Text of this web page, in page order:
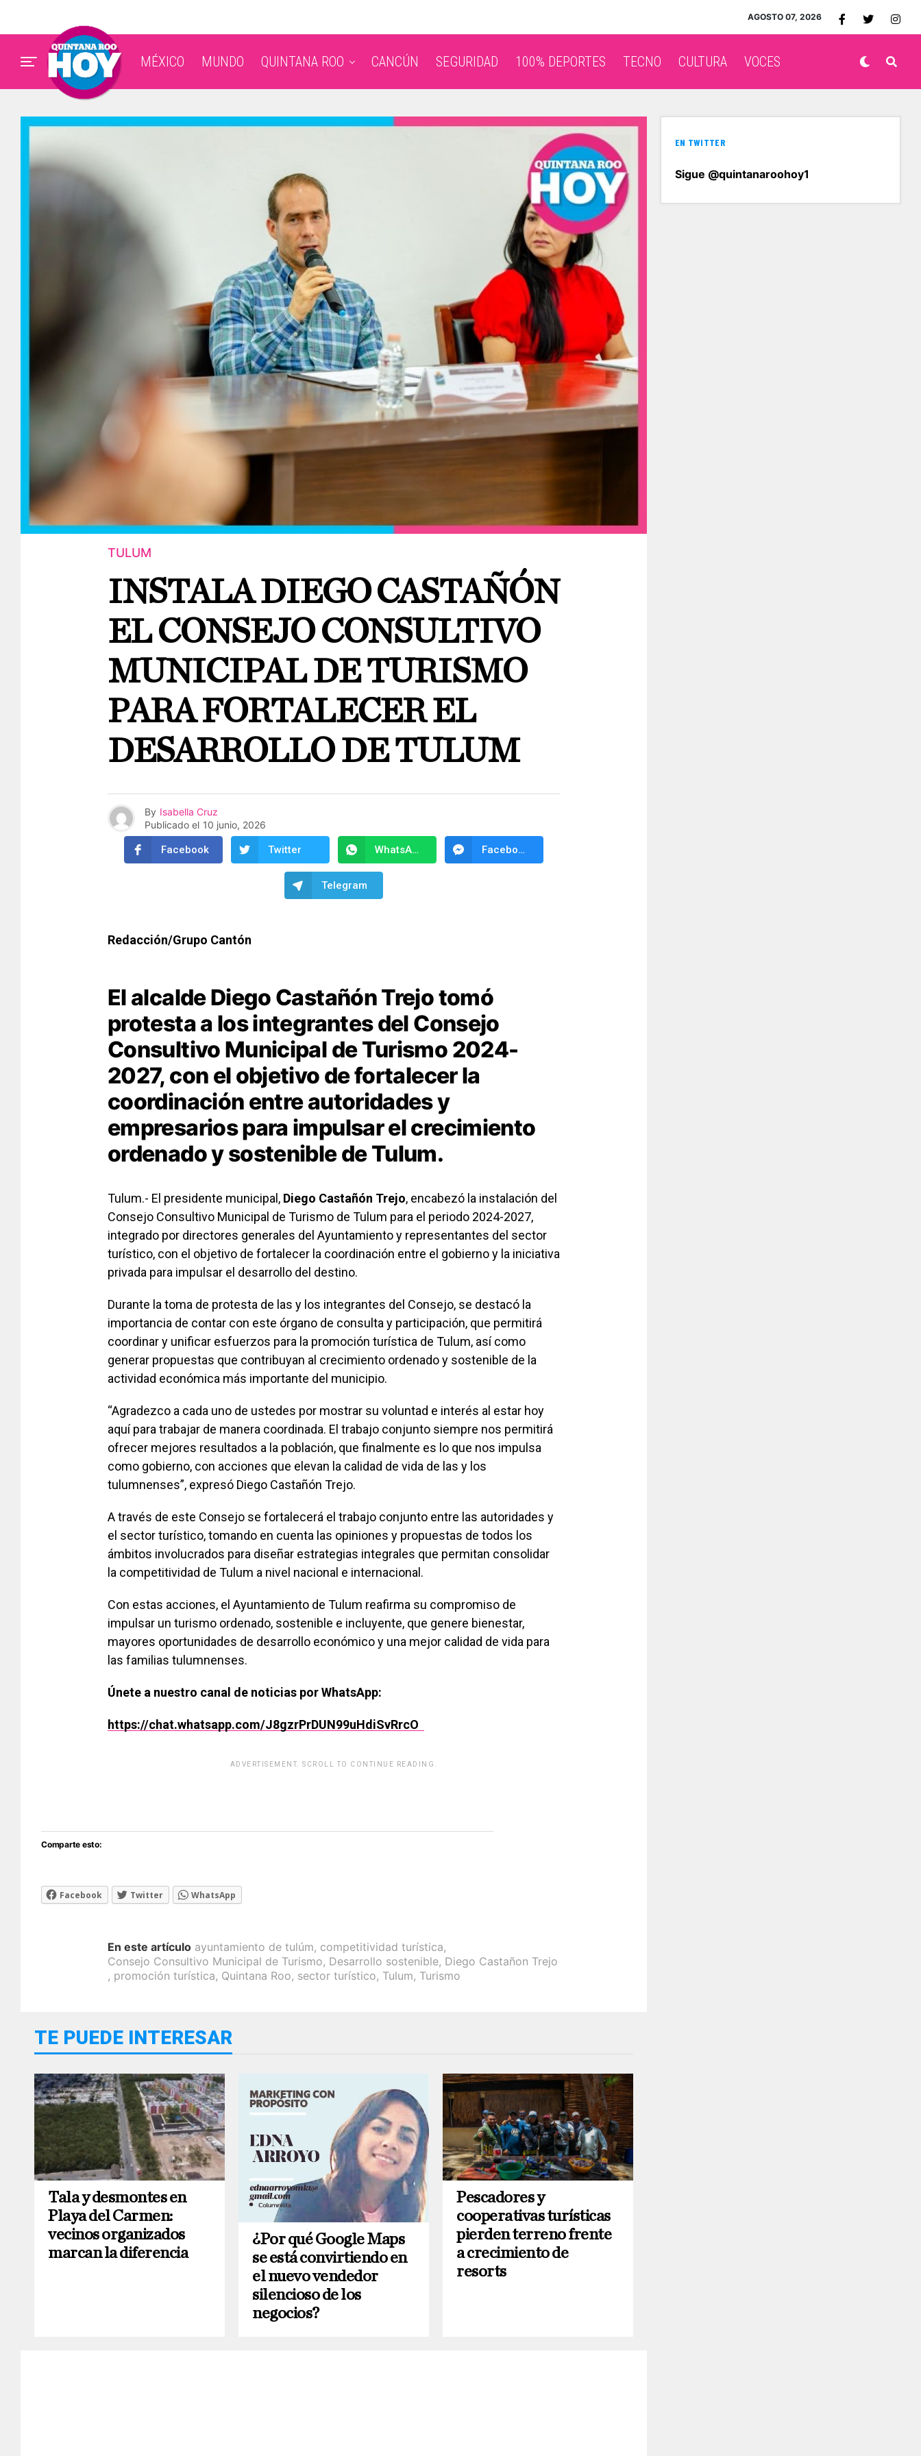
AGOSTO 07, 2026
MÉXICO MUNDO QUINTANA ROO CANCÚN SEGURIDAD 100% DEPORTES TECNO CULTURA VOCES
TULUM
INSTALA DIEGO CASTAÑÓN
EL CONSEJO CONSULTIVO
MUNICIPAL DE TURISMO
PARA FORTALECER EL
DESARROLLO DE TULUM
By Isabella Cruz
Publicado el 10 junio, 2026
Facebook Twitter WhatsApp Facebook Messenger
Telegram
Redacción/Grupo Cantón
El alcalde Diego Castañón Trejo tomó
protesta a los integrantes del Consejo
Consultivo Municipal de Turismo 2024-
2027, con el objetivo de fortalecer la
coordinación entre autoridades y
empresarios para impulsar el crecimiento
ordenado y sostenible de Tulum.
Tulum.- El presidente municipal, Diego Castañón Trejo, encabezó la instalación del
Consejo Consultivo Municipal de Turismo de Tulum para el periodo 2024-2027,
integrado por directores generales del Ayuntamiento y representantes del sector
turístico, con el objetivo de fortalecer la coordinación entre el gobierno y la iniciativa
privada para impulsar el desarrollo del destino.
Durante la toma de protesta de las y los integrantes del Consejo, se destacó la
importancia de contar con este órgano de consulta y participación, que permitirá
coordinar y unificar esfuerzos para la promoción turística de Tulum, así como
generar propuestas que contribuyan al crecimiento ordenado y sostenible de la
actividad económica más importante del municipio.
“Agradezco a cada uno de ustedes por mostrar su voluntad e interés al estar hoy
aquí para trabajar de manera coordinada. El trabajo conjunto siempre nos permitirá
ofrecer mejores resultados a la población, que finalmente es lo que nos impulsa
como gobierno, con acciones que elevan la calidad de vida de las y los
tulumnenses”, expresó Diego Castañón Trejo.
A través de este Consejo se fortalecerá el trabajo conjunto entre las autoridades y
el sector turístico, tomando en cuenta las opiniones y propuestas de todos los
ámbitos involucrados para diseñar estrategias integrales que permitan consolidar
la competitividad de Tulum a nivel nacional e internacional.
Con estas acciones, el Ayuntamiento de Tulum reafirma su compromiso de
impulsar un turismo ordenado, sostenible e incluyente, que genere bienestar,
mayores oportunidades de desarrollo económico y una mejor calidad de vida para
las familias tulumnenses.
Únete a nuestro canal de noticias por WhatsApp:
https://chat.whatsapp.com/J8gzrPrDUN99uHdiSvRrcO
ADVERTISEMENT. SCROLL TO CONTINUE READING.
Comparte esto:
Facebook Twitter WhatsApp
En este artículo ayuntamiento de tulúm, competitividad turística,
Consejo Consultivo Municipal de Turismo, Desarrollo sostenible, Diego Castañon Trejo
, promoción turística, Quintana Roo, sector turístico, Tulum, Turismo
TE PUEDE INTERESAR
Tala y desmontes en
Playa del Carmen:
vecinos organizados
marcan la diferencia
¿Por qué Google Maps
se está convirtiendo en
el nuevo vendedor
silencioso de los
negocios?
Pescadores y
cooperativas turísticas
pierden terreno frente
a crecimiento de
resorts
EN TWITTER
Sigue @quintanaroohoy1